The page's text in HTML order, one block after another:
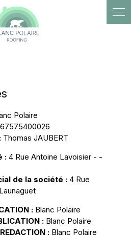
Polaire
Thomas JAUBERT
: 4 Rue Antoine Lavoisier - -
de la société : 4 Rue
: Blanc Polaire
: Blanc Polaire
: Blanc Polaire